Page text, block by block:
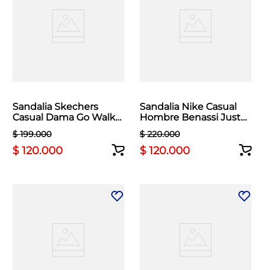
Sandalia Skechers
Casual Dama Go Walk
Flex Negro
$ 199.000
$ 120.000
Sandalia Nike Casual
Hombre Benassi Just
Do It Blanco
$ 220.000
$ 120.000